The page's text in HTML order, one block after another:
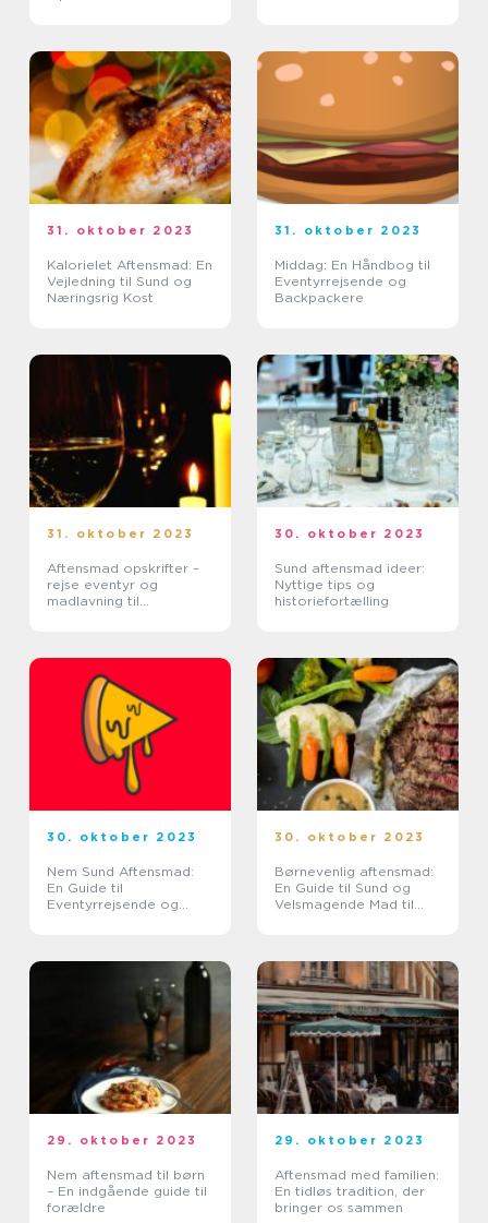
31. oktober 2023
Kalorielet Aftensmad: En
Vejledning til Sund og
Næringsrig Kost
31. oktober 2023
Middag: En Håndbog til
Eventyrrejsende og
Backpackere
31. oktober 2023
Aftensmad opskrifter –
rejse eventyr og
madlavning til
30. oktober 2023
Sund aftensmad ideer:
Nyttige tips og
historiefortælling
30. oktober 2023
Nem Sund Aftensmad:
En Guide til
Eventyrrejsende og
30. oktober 2023
Børnevenlig aftensmad:
En Guide til Sund og
Velsmagende Mad til
29. oktober 2023
Nem aftensmad til børn
– En indgående guide til
forældre
29. oktober 2023
Aftensmad med familien:
En tidløs tradition, der
bringer os sammen